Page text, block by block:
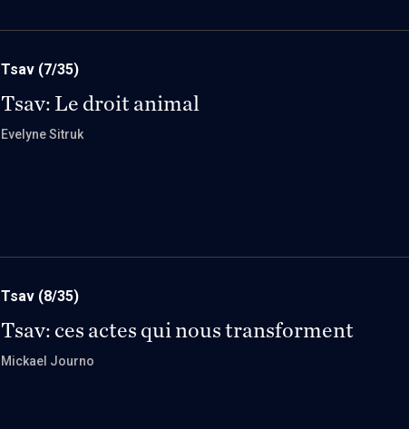
Tsav (7/35)
Tsav: Le droit animal
Evelyne Sitruk
Tsav (8/35)
Tsav: ces actes qui nous transforment
Mickael Journo